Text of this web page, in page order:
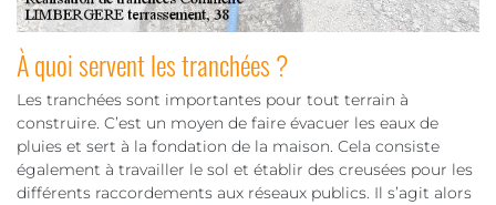
À quoi servent les tranchées ?
Les tranchées sont importantes pour tout terrain à
construire. C’est un moyen de faire évacuer les eaux de
pluies et sert à la fondation de la maison. Cela consiste
également à travailler le sol et établir des creusées pour les
différents raccordements aux réseaux publics. Il s’agit alors